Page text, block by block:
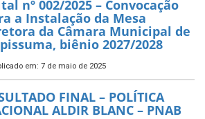
nº 002/2025 – Convocação
a Instalação da Mesa
da Câmara Municipal de
biênio 2027/2028
em: 7 de maio de 2025
FINAL – POLÍTICA
ALDIR BLANC – PNAB